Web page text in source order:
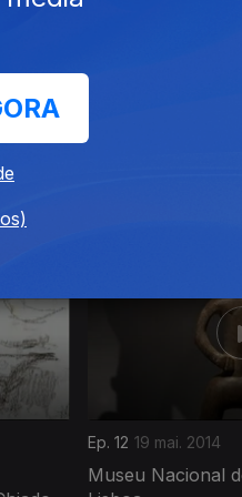
Convento da
Ep. 12 19 mai. 2014
Museu Nacional